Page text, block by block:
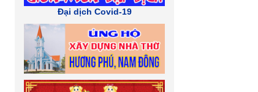
Đại dịch Covid-19